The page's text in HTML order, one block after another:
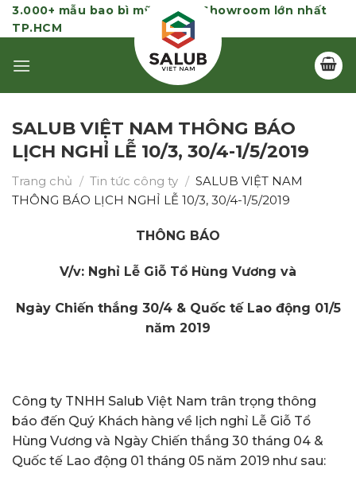
Skip
to
3.000+ mẫu bao bì mỹ phẩm | Showroom lớn nhất
TP.HCM
SALUB VIỆT NAM THÔNG BÁO
LỊCH NGHỈ LỄ 10/3, 30/4-1/5/2019
Trang chủ / Tin tức công ty / SALUB VIỆT NAM
THÔNG BÁO LỊCH NGHỈ LỄ 10/3, 30/4-1/5/2019
THÔNG BÁO
V/v: Nghỉ Lễ Giỗ Tổ Hùng Vương và
Ngày Chiến thắng 30/4 & Quốc tế Lao động 01/5
năm 2019
Công ty TNHH Salub Việt Nam trân trọng thông
báo đến Quý Khách hàng về lịch nghỉ Lễ Giỗ Tổ
Hùng Vương và Ngày Chiến thắng 30 tháng 04 &
Quốc tế Lao động 01 tháng 05 năm 2019 như sau: